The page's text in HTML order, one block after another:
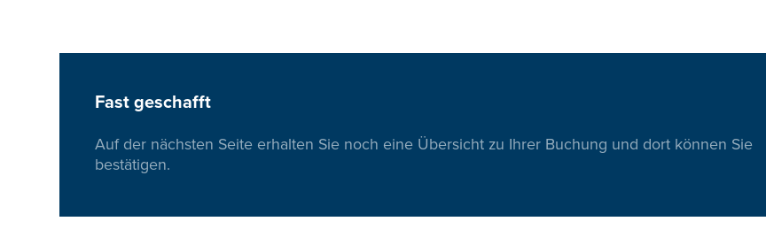
Fast geschafft
Auf der nächsten Seite erhalten Sie noch eine Übersicht zu Ihrer Buchung und dort können Sie
bestätigen.